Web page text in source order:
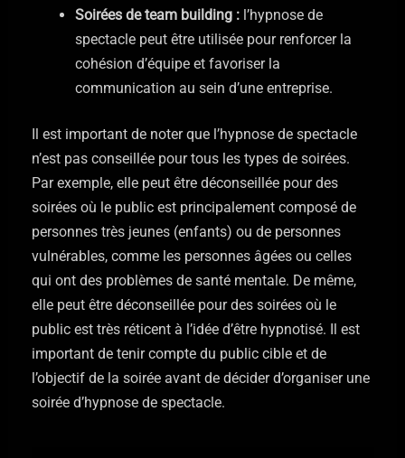
Soirées de team building :l’hypnose de
spectacle peut être utilisée pour renforcer la
cohésion d’équipe et favoriser la
communication au sein d’une entreprise.
Il est important de noter que l’hypnose de spectacle
n’est pas conseillée pour tous les types de soirées.
Par exemple, elle peut être déconseillée pour des
soirées où le public est principalement composé de
personnes très jeunes (enfants) ou de personnes
vulnérables, comme les personnes âgées ou celles
qui ont des problèmes de santé mentale. De même,
elle peut être déconseillée pour des soirées où le
public est très réticent à l’idée d’être hypnotisé. Il est
important de tenir compte du public cible et de
l’objectif de la soirée avant de décider d’organiser une
soirée d’hypnose de spectacle.